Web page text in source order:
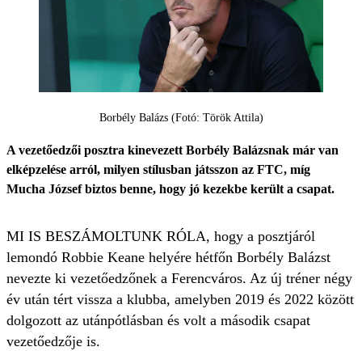
Borbély Balázs (Fotó: Török Attila)
A vezetőedzői posztra kinevezett Borbély Balázsnak már van
elképzelése arról, milyen stílusban játsszon az FTC, míg
Mucha József biztos benne, hogy jó kezekbe került a csapat.
MI IS BESZÁMOLTUNK RÓLA, hogy a posztjáról
lemondó Robbie Keane helyére hétfőn Borbély Balázst
nevezte ki vezetőedzőnek a Ferencváros. Az új tréner négy
év után tért vissza a klubba, amelyben 2019 és 2022 között
dolgozott az utánpótlásban és volt a második csapat
vezetőedzője is.